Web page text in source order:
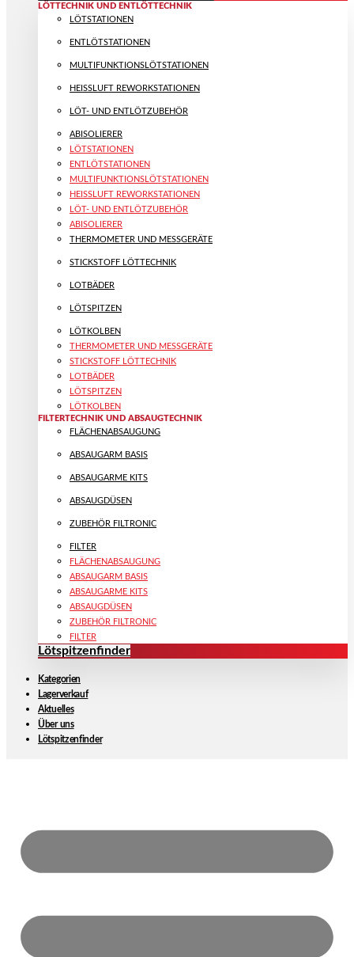
LÖTTECHNIK UND ENTLÖTTECHNIK
LÖTSTATIONEN
ENTLÖTSTATIONEN
MULTIFUNKTIONS­LÖTSTATIONEN
HEISSLUFT REWORKSTATIONEN
LÖT- UND ENTLÖTZUBEHÖR
ABISOLIERER
LÖTSTATIONEN
ENTLÖTSTATIONEN
MULTIFUNKTIONS­LÖTSTATIONEN
HEISSLUFT REWORKSTATIONEN
LÖT- UND ENTLÖTZUBEHÖR
ABISOLIERER
THERMOMETER UND MESSGERÄTE
STICKSTOFF LÖTTECHNIK
LOTBÄDER
LÖTSPITZEN
LÖTKOLBEN
THERMOMETER UND MESSGERÄTE
STICKSTOFF LÖTTECHNIK
LOTBÄDER
LÖTSPITZEN
LÖTKOLBEN
FILTERTECHNIK UND ABSAUGTECHNIK
FLÄCHENABSAUGUNG
ABSAUGARM BASIS
ABSAUGARME KITS
ABSAUGDÜSEN
ZUBEHÖR FILTRONIC
FILTER
FLÄCHENABSAUGUNG
ABSAUGARM BASIS
ABSAUGARME KITS
ABSAUGDÜSEN
ZUBEHÖR FILTRONIC
FILTER
Lötspitzenfinder
Kategorien
Lagerverkauf
Aktuelles
Über uns
Lötspitzenfinder